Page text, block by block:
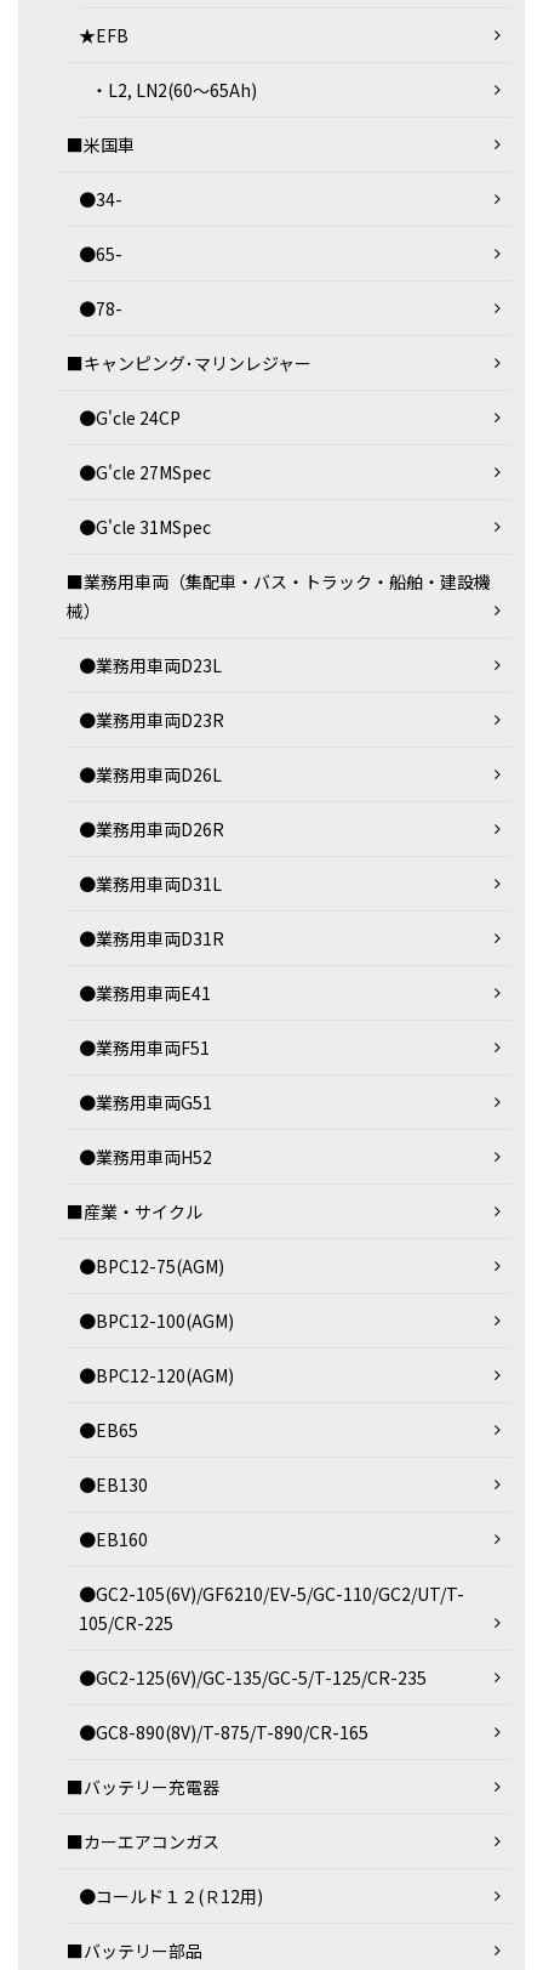
★EFB
・L2, LN2(60～65Ah)
■米国車
●34-
●65-
●78-
■キャンピング･マリンレジャー
●G'cle 24CP
●G'cle 27MSpec
●G'cle 31MSpec
■業務用車両（集配車・バス・トラック・船舶・建設機
械）
●業務用車両D23L
●業務用車両D23R
●業務用車両D26L
●業務用車両D26R
●業務用車両D31L
●業務用車両D31R
●業務用車両E41
●業務用車両F51
●業務用車両G51
●業務用車両H52
■産業・サイクル
●BPC12-75(AGM)
●BPC12-100(AGM)
●BPC12-120(AGM)
●EB65
●EB130
●EB160
●GC2-105(6V)/GF6210/EV-5/GC-110/GC2/UT/T-
105/CR-225
●GC2-125(6V)/GC-135/GC-5/T-125/CR-235
●GC8-890(8V)/T-875/T-890/CR-165
■バッテリー充電器
■カーエアコンガス
●コールド１２(Ｒ12用)
■バッテリー部品